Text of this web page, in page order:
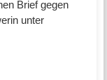
Brief gegen
unter